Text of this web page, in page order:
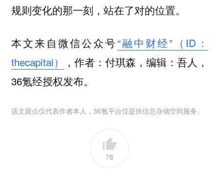
规则变化的那一刻，站在了对的位置。
本文来自微信公众号“融中财经”（ID：
thecapital）
，作者：付琪森，编辑：吾人，
36氪经授权发布。
该文观点仅代表作者本人，36氪平台仅提供信息存储空间服务。
78